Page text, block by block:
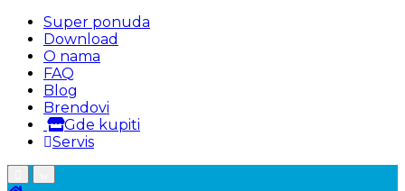
Super ponuda
Download
O nama
FAQ
Blog
Brendovi
Gde kupiti
Servis